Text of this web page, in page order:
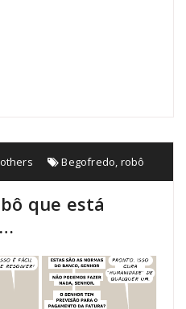
Begofredo, robô
que está